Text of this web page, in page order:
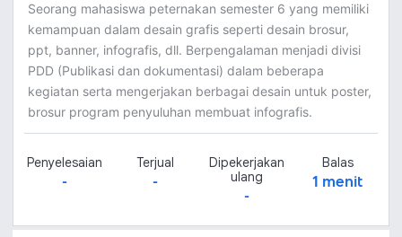
Seorang mahasiswa peternakan semester 6 yang memiliki
kemampuan dalam desain grafis seperti desain brosur,
ppt, banner, infografis, dll. Berpengalaman menjadi divisi
PDD (Publikasi dan dokumentasi) dalam beberapa
kegiatan serta mengerjakan berbagai desain untuk poster,
brosur program penyuluhan membuat infografis.
Penyelesaian
-
Terjual
-
Dipekerjakan
ulang
-
Balas
1 menit